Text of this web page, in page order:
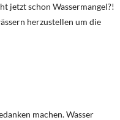
jetzt schon Wassermangel?!
herzustellen um die
machen. Wasser